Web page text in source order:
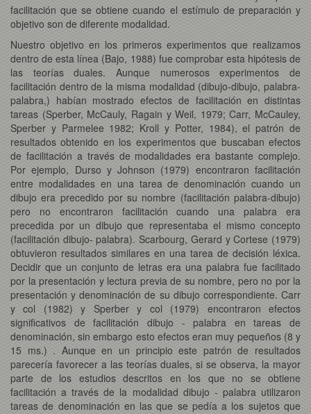
facilitación que se obtiene cuando el estímulo de preparación y
objetivo son de diferente modalidad.
Nuestro objetivo en los primeros experimentos que realizamos
dentro de esta línea (Bajo, 1988) fue comprobar esta hipótesis de
las teorías duales. Aunque numerosos experimentos de
facilitación dentro de la misma modalidad (dibujo-dibujo, palabra-
palabra,) habían mostrado efectos de facilitación en distintas
tareas (Sperber, McCauly, Ragain y Weil, 1979; Carr, McCauley,
Sperber y Parmelee 1982; Kroll y Potter, 1984), el patrón de
resultados obtenido en los experimentos que buscaban efectos
de facilitación a través de modalidades era bastante complejo.
Por ejemplo, Durso y Johnson (1979) encontraron facilitación
entre modalidades en una tarea de denominación cuando un
dibujo era precedido por su nombre (facilitación palabra-dibujo)
pero no encontraron facilitación cuando una palabra era
precedida por un dibujo que representaba el mismo concepto
(facilitación dibujo- palabra). Scarbourg, Gerard y Cortese (1979)
obtuvieron resultados similares en una tarea de decisión léxica.
Decidir que un conjunto de letras era una palabra fue facilitado
por la presentación y lectura previa de su nombre, pero no por la
presentación y denominación de su dibujo correspondiente. Carr
y col (1982) y Sperber y col (1979) encontraron efectos
significativos de facilitación dibujo - palabra en tareas de
denominación, sin embargo esto efectos eran muy pequeños (8 y
15 ms.) . Aunque en un principio este patrón de resultados
parecería favorecer a las teorías duales, si se observa, la mayor
parte de los estudios descritos en los que no se obtiene
facilitación a través de la modalidad dibujo - palabra utilizaron
tareas de denominación en las que se pedía a los sujetos que